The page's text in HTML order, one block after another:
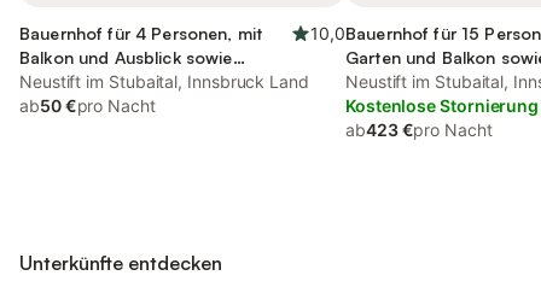
Bauernhof für 4 Personen, mit
Balkon und Ausblick sowie
Garten
10,0
Neustift im Stubaital, Innsbruck Land
ab50 €pro Nacht
Bauernhof für 15
Garten und Balkon
kinderfreundlich
Neustift im Stubaital,
Kostenlose Stornierung
ab423 €pro Nacht
Unterkünfte entdecken